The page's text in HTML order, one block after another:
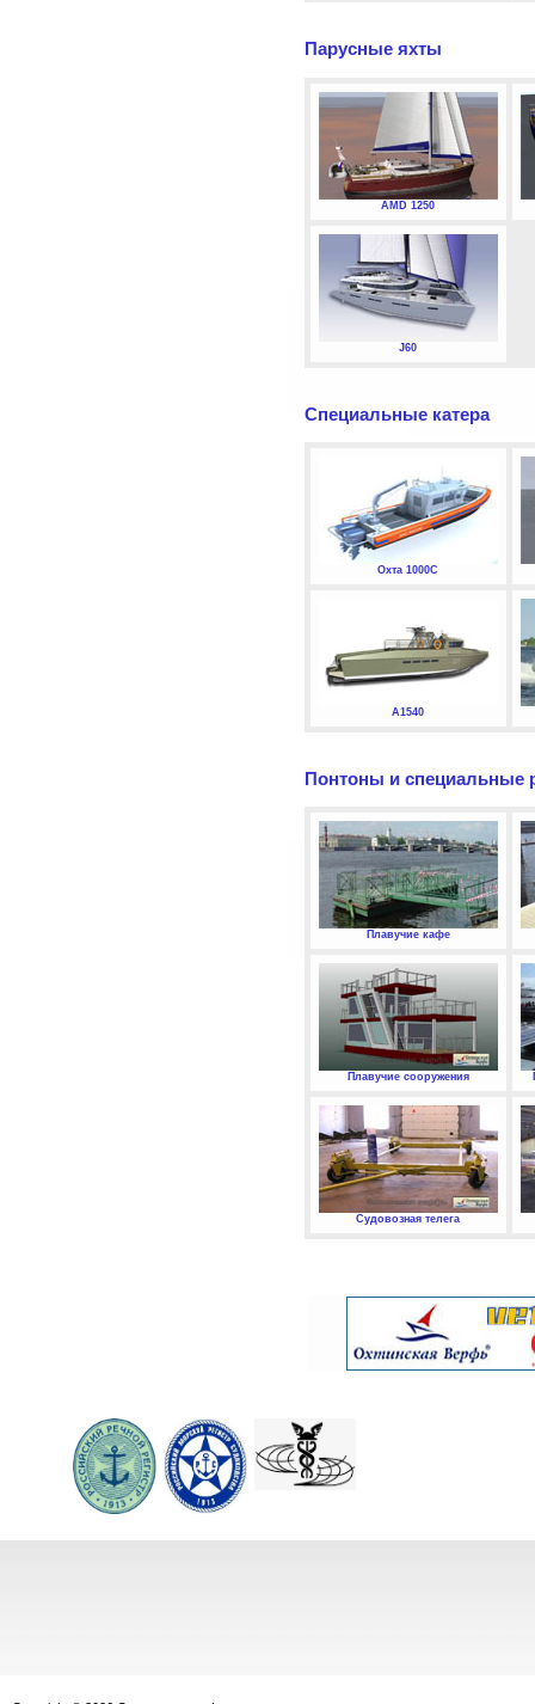
Парусные яхты
AMD 1250
J60
Специальные катера
Охта 1000С
А1540
Понтоны и специальные
Плавучие кафе
Плавучие сооружения
Судовозная телега